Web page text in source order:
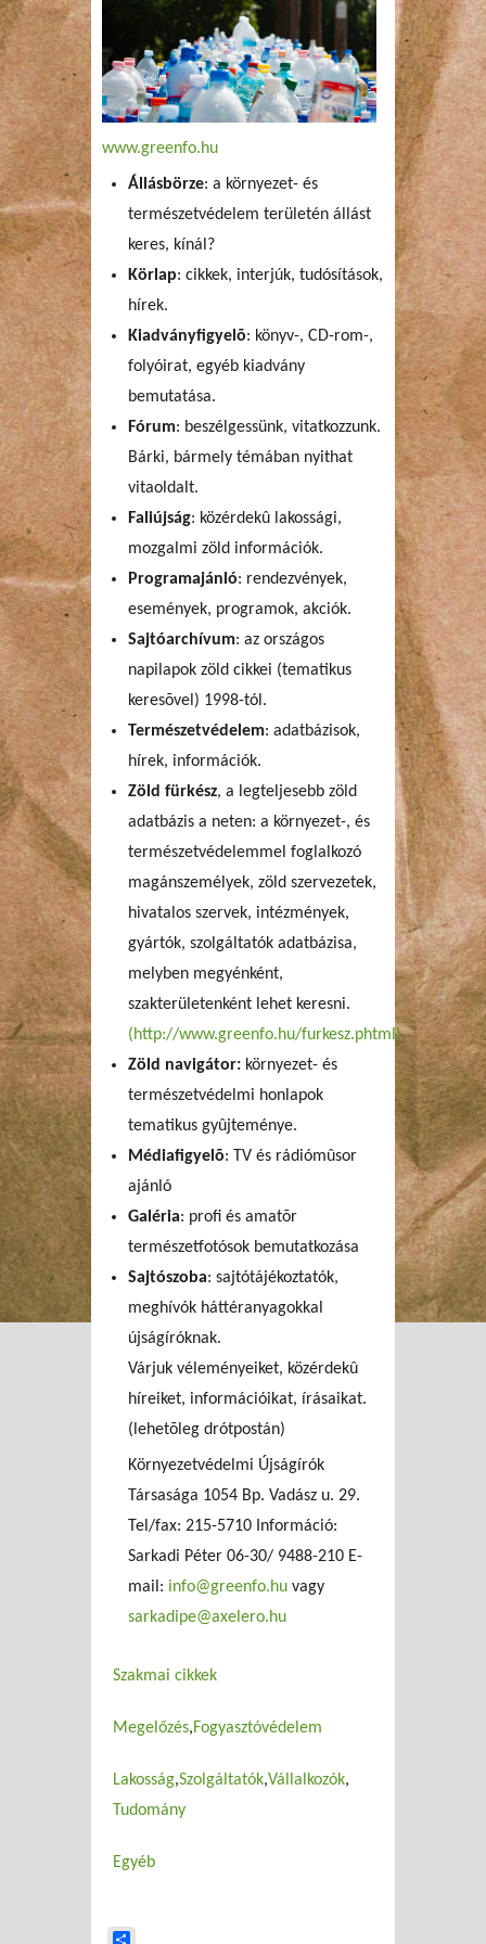
www.greenfo.hu
Állásbörze: a környezet- és
természetvédelem területén állást
keres, kínál?
Körlap: cikkek, interjúk, tudósítások,
hírek.
Kiadványfigyelõ: könyv-, CD-rom-,
folyóirat, egyéb kiadvány
bemutatása.
Fórum: beszélgessünk, vitatkozzunk.
Bárki, bármely témában nyithat
vitaoldalt.
Faliújság: közérdekû lakossági,
mozgalmi zöld információk.
Programajánló: rendezvények,
események, programok, akciók.
Sajtóarchívum: az országos
napilapok zöld cikkei (tematikus
keresõvel) 1998-tól.
Természetvédelem: adatbázisok,
hírek, információk.
Zöld fürkész, a legteljesebb zöld
adatbázis a neten: a környezet-, és
természetvédelemmel foglalkozó
magánszemélyek, zöld szervezetek,
hivatalos szervek, intézmények,
gyártók, szolgáltatók adatbázisa,
melyben megyénként,
szakterületenként lehet keresni.
(http://www.greenfo.hu/furkesz.phtml)
Zöld navigátor: környezet- és
természetvédelmi honlapok
tematikus gyûjteménye.
Médiafigyelõ: TV és rádiómûsor
ajánló
Galéria: profi és amatõr
természetfotósok bemutatkozása
Sajtószoba: sajtótájékoztatók,
meghívók háttéranyagokkal
újságíróknak.
Várjuk véleményeiket, közérdekû
híreiket, információikat, írásaikat.
(lehetõleg drótpostán)
Környezetvédelmi Újságírók
Társasága 1054 Bp. Vadász u. 29.
Tel/fax: 215-5710 Információ:
Sarkadi Péter 06-30/ 9488-210 E-
mail: info@greenfo.hu vagy
sarkadipe@axelero.hu
Szakmai cikkek
Megelőzés Fogyasztóvédelem
Lakosság Szolgáltatók Vállalkozók
Tudomány
Egyéb